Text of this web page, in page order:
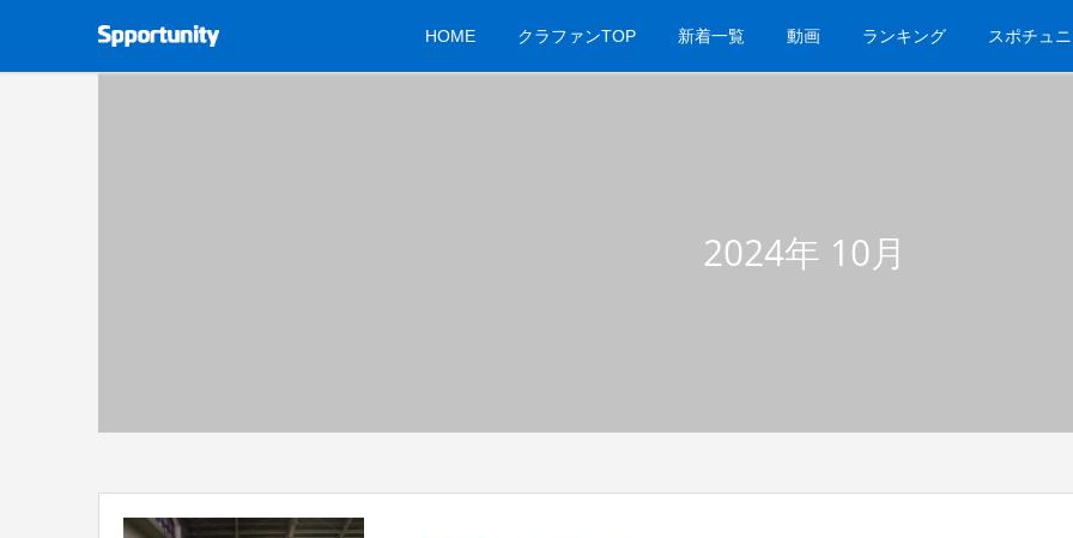
HOME クラファンTOP 新着一覧 動画 ランキング スポチュ
2024年 10月